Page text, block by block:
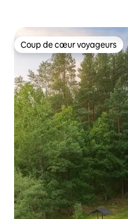
Coup de cœur voyageurs
Coup de cœur voyageurs